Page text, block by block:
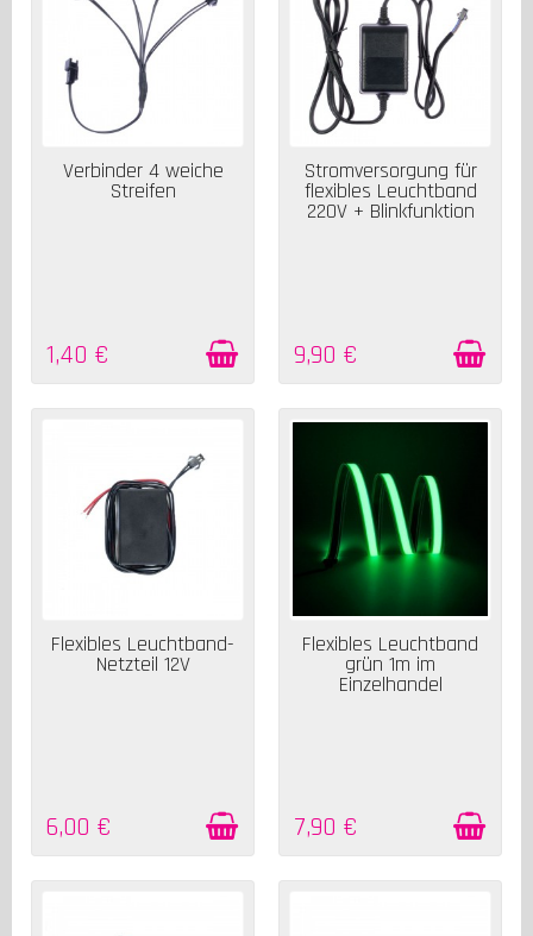
AUF LAGER
Verbinder 4 weiche
Streifen
1,40 €
AUF LAGER
Stromversorgung für
flexibles Leuchtband
220V + Blinkfunktion
9,90 €
AUF LAGER
Flexibles Leuchtband-
Netzteil 12V
6,00 €
AUF LAGER
Flexibles Leuchtband
grün 1m im
Einzelhandel
7,90 €